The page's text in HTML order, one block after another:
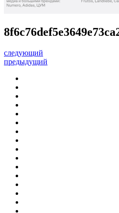
следующий
предыдущий